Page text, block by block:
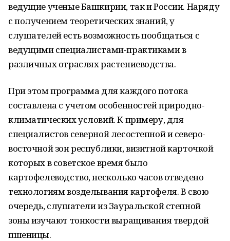
ведущие ученые Башкирии, так и России. Наряду
с получением теоретических знаний, у
слушателей есть возможность пообщаться с
ведущими специалистами-практиками в
различных отраслях растениеводства.
При этом программа для каждого потока
составлена с учетом особенностей природно-
климатических условий. К примеру, для
специалистов северной лесостепной и северо-
восточной зон республики, визитной карточкой
которых в советское время было
картофелеводство, несколько часов отведено
технологиям возделывания картофеля. В свою
очередь, слушатели из Зауральской степной
зоны изучают тонкости выращивания твердой
пшеницы.